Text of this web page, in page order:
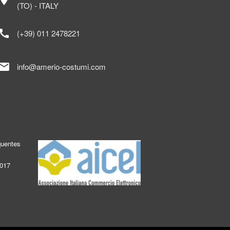
(TO) - ITALY
call (+39) 011 2478221
info@amerio-costumi.com